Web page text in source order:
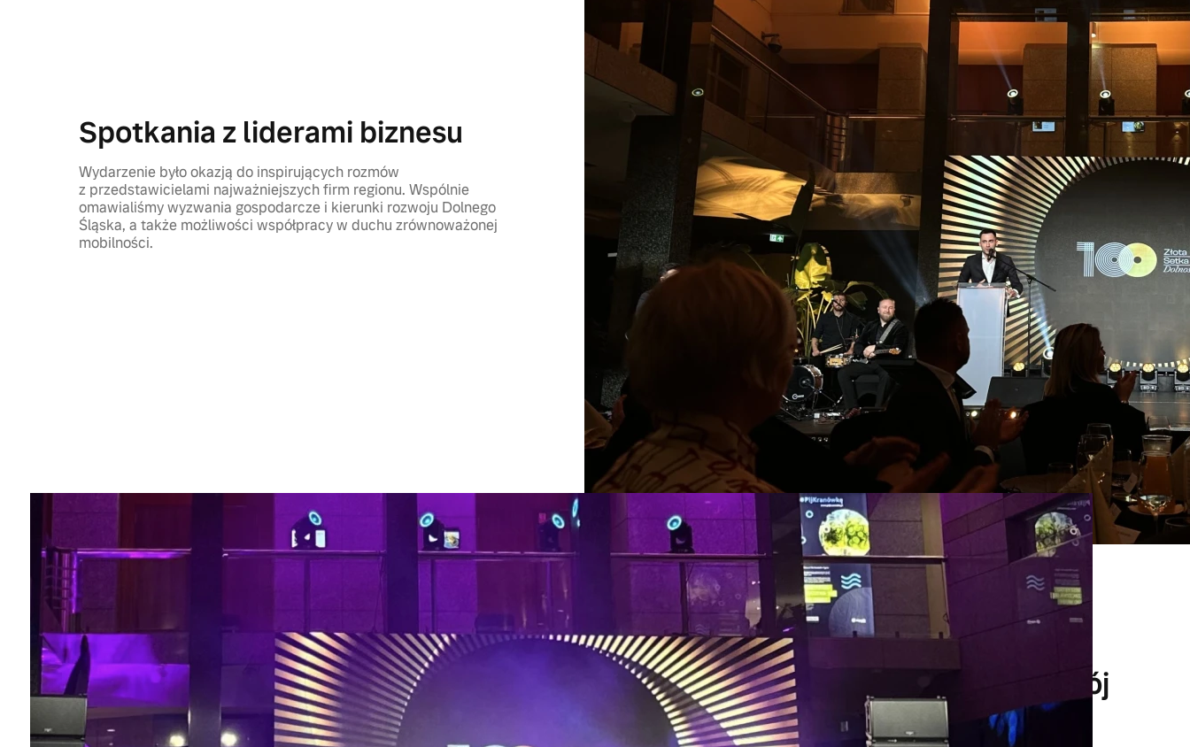
Spotkania z liderami biznesu
Wydarzenie było okazją do inspirujących rozmów
z przedstawicielami najważniejszych firm regionu. Wspólnie
omawialiśmy wyzwania gospodarcze i kierunki rozwoju Dolnego
Śląska, a także możliwości współpracy w duchu zrównoważonej
mobilności.
W Volvo z dumą wspieramy rozwój
dolnośląskiego biznesu